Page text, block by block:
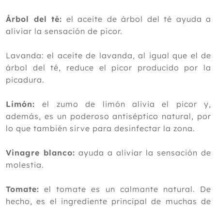
Árbol del té: el aceite de árbol del té ayuda a
aliviar la sensación de picor.
Lavanda: el aceite de lavanda, al igual que el de
árbol del té, reduce el picor producido por la
picadura.
Limón:el zumo de limón alivia el picor y,
además, es un poderoso antiséptico natural, por
lo que también sirve para desinfectar la zona.
Vinagre blanco: ayuda a aliviar la sensación de
molestia.
Tomate: el tomate es un calmante natural. De
hecho, es el ingrediente principal de muchas de